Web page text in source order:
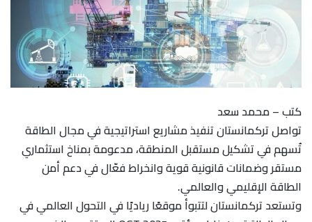
كتب – محمد سعد
تواصل تركمانستان تنفيذ مشاريع استراتيجية في مجال الطاقة
تُسهم في تشكيل مستقبل المنطقة، مدعومة بمناخ استثماري
مستقر وضمانات قانونية قوية وانخراط فعّال في دعم أمن
الطاقة الإقليمي والعالمي.
وتستعد تركمانستان لتتبوأ موقعًا رياديًا في التحول العالمي في